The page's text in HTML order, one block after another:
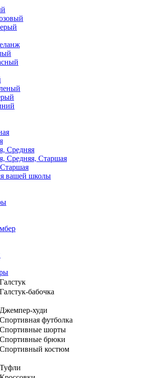
Средняя
Средняя, Старшая
вашей школы
Галстук
Галстук-бабочка
Джемпер-худи
Спортивная футболка
Спортивные шорты
Спортивные брюки
Спортивный костюм
Туфли